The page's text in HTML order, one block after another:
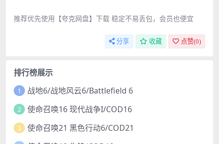
推荐优先使用【夸克网盘】下载 稳定不易丢包，会员也便宜
分享 收藏 点赞(0)
排行榜展示
1 战地6/战地风云6/Battlefield 6
2 使命召唤16 现代战争I/COD16
3 使命召唤21 黑色行动6/COD21